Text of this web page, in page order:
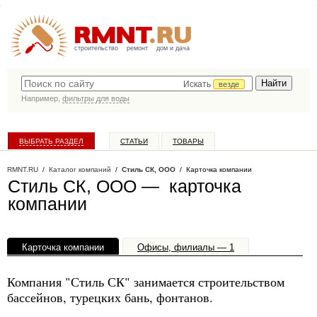
строительство ремонт дом и дача
Искать
везде
Например, фильтры для воды
ВЫБРАТЬ РАЗДЕЛ СТАТЬИ ТОВАРЫ
RMNT.RU / Каталог компаний / Стиль СК, ООО / Карточка компании
Стиль СК, ООО — карточка
компании
Карточка компании Офисы, филиалы — 1
Компания "Стиль СК" занимается строительством
бассейнов, турецких бань, фонтанов.